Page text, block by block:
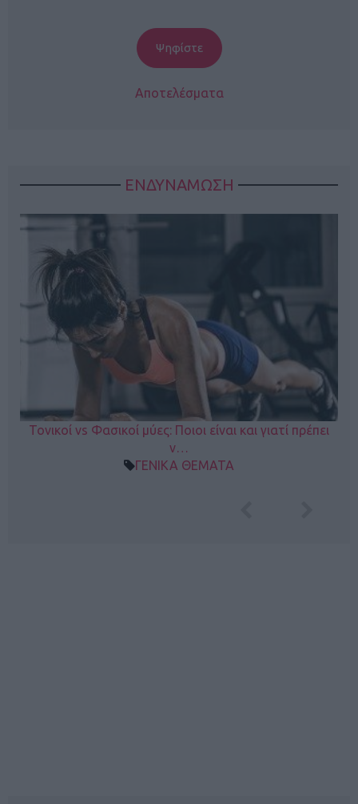
Αποτελέσματα
ΕΝΔΥΝΑΜΩΣΗ
Τονικοί vs Φασικοί μύες: Ποιοι είναι και γιατί πρέπει
ν…
ΓΕΝΙΚΑ ΘΕΜΑΤΑ